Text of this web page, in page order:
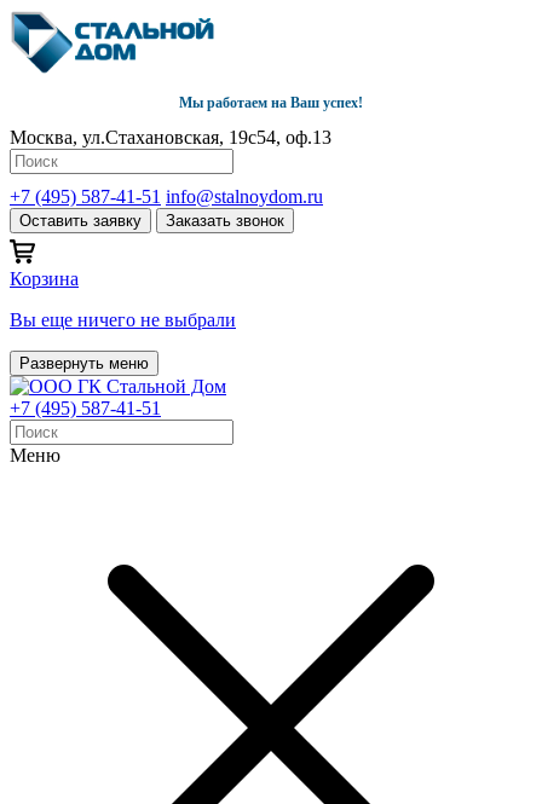
Мы работаем на Ваш успех!
Москва, ул.Стахановская, 19с54, оф.13
+7 (495) 587-41-51 info@stalnoydom.ru
Оставить заявку Заказать звонок
Корзина
Вы еще ничего не выбрали
Развернуть меню
+7 (495) 587-41-51
Меню